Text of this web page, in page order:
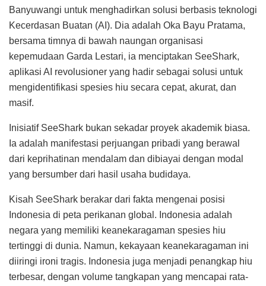
Banyuwangi untuk menghadirkan solusi berbasis teknologi
Kecerdasan Buatan (AI). Dia adalah Oka Bayu Pratama,
bersama timnya di bawah naungan organisasi
kepemudaan Garda Lestari, ia menciptakan SeeShark,
aplikasi AI revolusioner yang hadir sebagai solusi untuk
mengidentifikasi spesies hiu secara cepat, akurat, dan
masif.
Inisiatif SeeShark bukan sekadar proyek akademik biasa.
Ia adalah manifestasi perjuangan pribadi yang berawal
dari keprihatinan mendalam dan dibiayai dengan modal
yang bersumber dari hasil usaha budidaya.
Kisah SeeShark berakar dari fakta mengenai posisi
Indonesia di peta perikanan global. Indonesia adalah
negara yang memiliki keanekaragaman spesies hiu
tertinggi di dunia. Namun, kekayaan keanekaragaman ini
diiringi ironi tragis. Indonesia juga menjadi penangkap hiu
terbesar, dengan volume tangkapan yang mencapai rata-